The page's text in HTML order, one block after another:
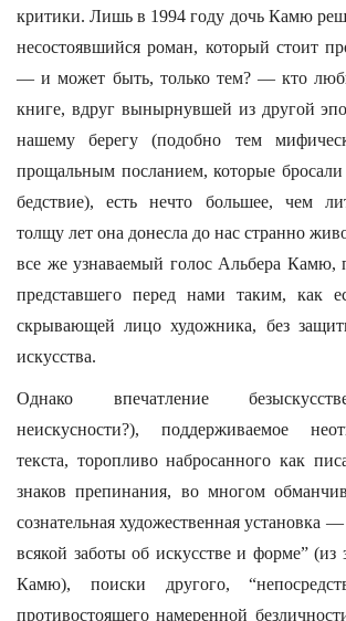
критики. Лишь в 1994 году дочь Камю
несостоявшийся роман, который стоит
— и может быть, только тем? — кто
книге, вдруг вынырнувшей из другой
нашему берегу (подобно тем
прощальным посланием, которые
бедствие), есть нечто большее, чем
толщу лет она донесла до нас странно
все же узнаваемый голос Альбера Камю,
представшего перед нами таким, как
скрывающей лицо художника, без
искусства.
Однако впечатление
неискусности?), поддерживаемое
текста, торопливо набросанного как
знаков препинания, во многом
сознательная художественная установка
всякой заботы об искусстве и форме”
Камю), поиски другого,
противостоящего намеренной